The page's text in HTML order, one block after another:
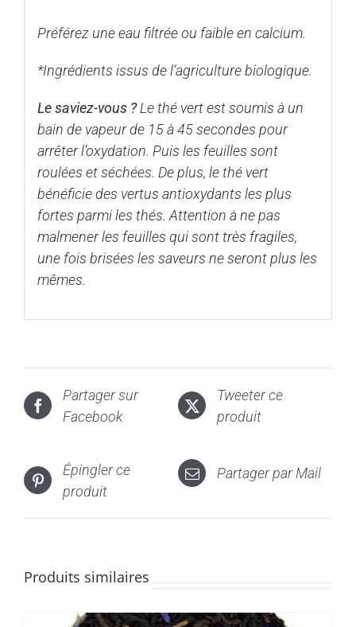
Préférez une eau filtrée ou faible en calcium.
*Ingrédients issus de l’agriculture biologique.
Le saviez-vous ?Le thé vert est soumis à un
bain de vapeur de 15 à 45 secondes pour
arrêter l’oxydation. Puis les feuilles sont
roulées et séchées. De plus, le thé vert
bénéficie des vertus antioxydants les plus
fortes parmi les thés. Attention à ne pas
malmener les feuilles qui sont très fragiles,
une fois brisées les saveurs ne seront plus les
mêmes.
Partager sur
Facebook
Tweeter ce
produit
Épingler ce
produit
Partager par Mail
Produits similaires